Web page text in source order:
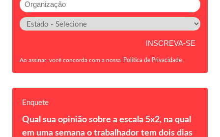
Ao assinar, você concorda com a nossa Política de Privacidade.
Enquete
Qual sua opinião sobre a escala 5x2, na qual
em uma semana o trabalhador tem dois dias